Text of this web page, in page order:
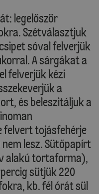
legelőször
Szétválasztjuk
sóval felverjük
A sárgákat a
felverjük kézi
a
és beleszitáljuk a
felvert tojásfehérje
lesz. Sütőpapírt
alakú tortaforma),
sütjük 220
kb. fél órát sül